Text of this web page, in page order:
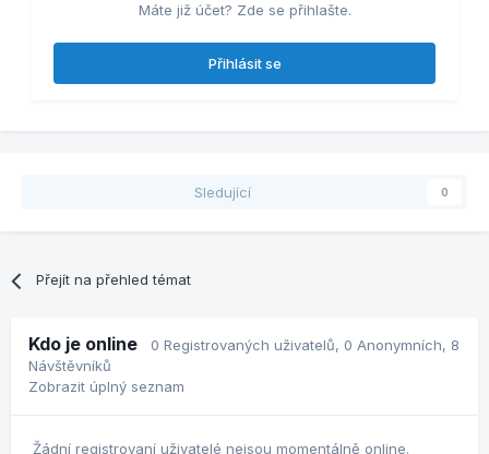
Máte již účet? Zde se přihlašte.
Přihlásit se
Sledující 0
Přejít na přehled témat
Kdo je online 0 Registrovaných uživatelů, 0 Anonymních, 8
Návštěvníků
Zobrazit úplný seznam
Žádní registrovaní uživatelé nejsou momentálně online.